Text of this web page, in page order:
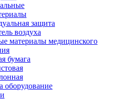
защита
воздуха
материалы медицинского
бумага
оборудование